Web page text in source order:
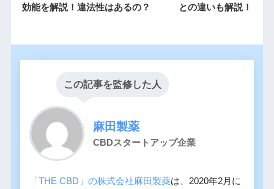
効能を解説！違法性はあるの？
との違いも解説！
この記事を監修した人
麻田製薬
CBDスタートアップ企業
「THE CBD」の株式会社麻田製薬は、2020年2月に